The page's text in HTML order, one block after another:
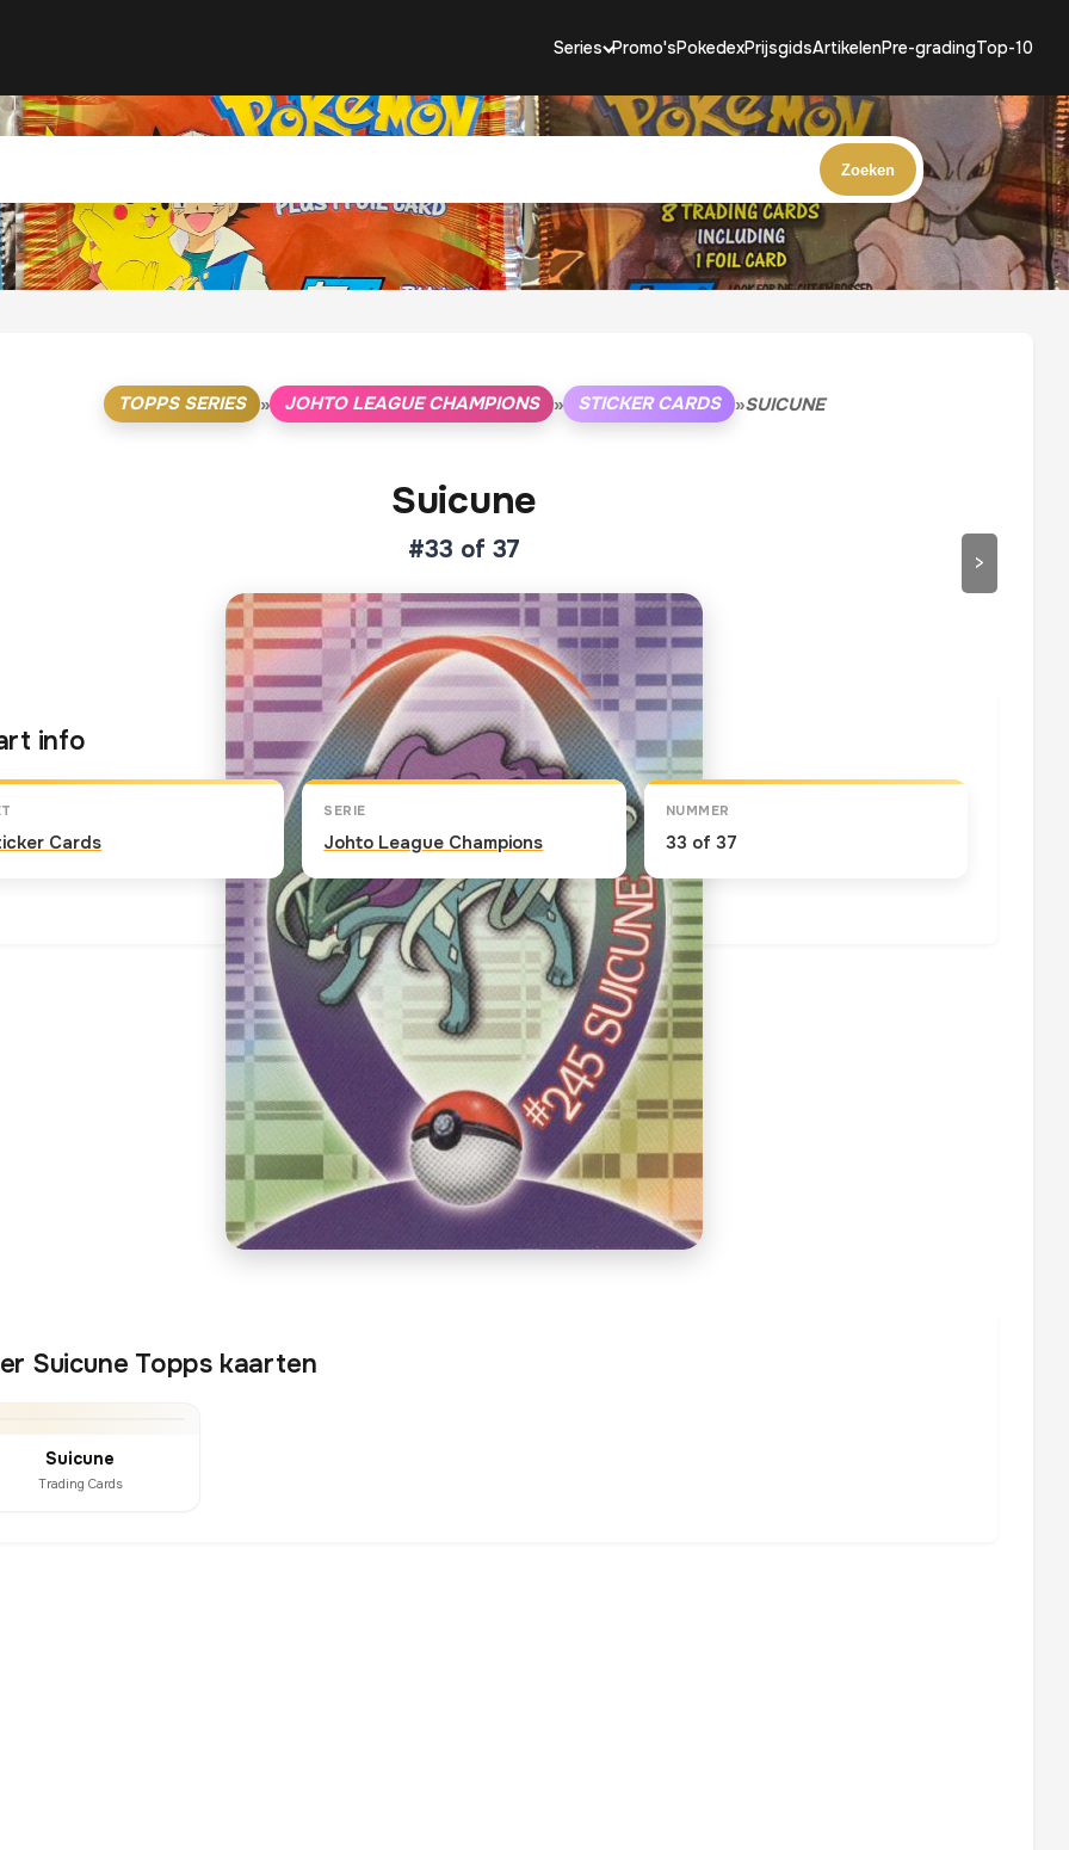
Series Promo'sPokedexPrijsgidsArtikelenPre-gradingTop-10
Zoeken
TOPPS SERIES » JOHTO LEAGUE CHAMPIONS » STICKER CARDS »SUICUNE
Suicune
#33 of 37
Klik op de kaart om om te draaien
>
info
Cards
SERIE
Johto League Champions
NUMMER
33 of 37
Suicune Topps kaarten
Suicune
Trading Cards